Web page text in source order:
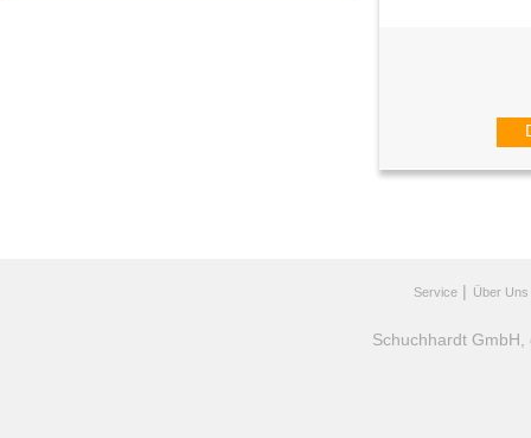
Über Uns
Service |
Schuchhardt